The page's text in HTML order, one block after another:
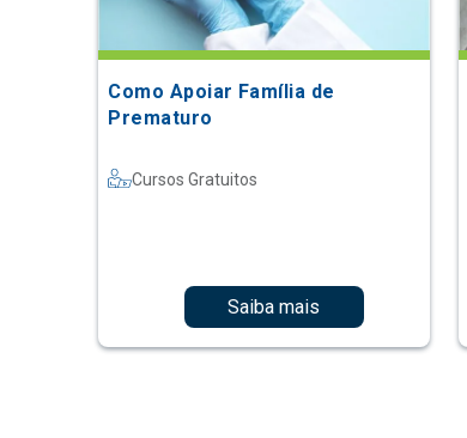
Como Apoiar Família de
Prematuro
Cursos Gratuitos
Saiba mais